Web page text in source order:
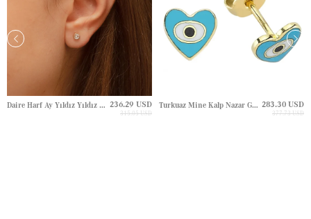
Daire Harf Ay Yıldız Yıldız Çivili Altın Küpe 236.29 USD
315.05 USD
Turkuaz Mine Kalp Nazar Göz Çivili Altın Küpe 283.30 USD
377.73 USD